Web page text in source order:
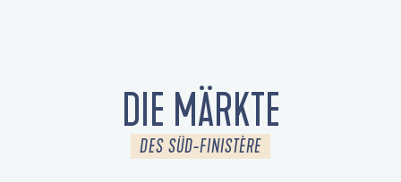
DIE MÄRKTE
DES SÜD-FINISTÈRE